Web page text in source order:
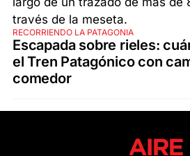
RECORRIENDO LA PATAGONIA
Escapada sobre rieles:
el Tren Patagónico con
comedor